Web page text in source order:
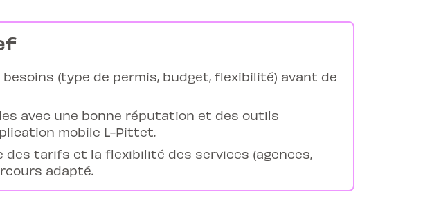
(type de permis, budget, flexibilité) avant de
avec une bonne réputation et des outils
mobile L-Pittet.
des tarifs et la flexibilité des services (agences,
adapté.